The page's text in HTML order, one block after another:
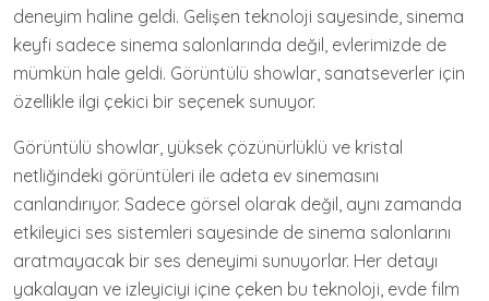
deneyim haline geldi. Gelişen teknoloji sayesinde, sinema
keyfi sadece sinema salonlarında değil, evlerimizde de
mümkün hale geldi. Görüntülü showlar, sanatseverler için
özellikle ilgi çekici bir seçenek sunuyor.
Görüntülü showlar, yüksek çözünürlüklü ve kristal
netliğindeki görüntüleri ile adeta ev sinemasını
canlandırıyor. Sadece görsel olarak değil, aynı zamanda
etkileyici ses sistemleri sayesinde de sinema salonlarını
aratmayacak bir ses deneyimi sunuyorlar. Her detayı
yakalayan ve izleyiciyi içine çeken bu teknoloji, evde film